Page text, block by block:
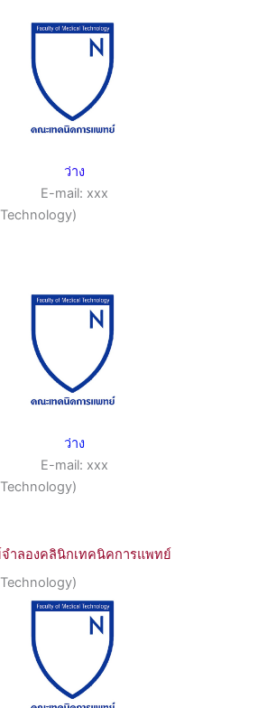
ว่าง
E-mail: xxx
ว่าง
E-mail: xxx
ำลองคลินิกเทคนิคการแพทย์